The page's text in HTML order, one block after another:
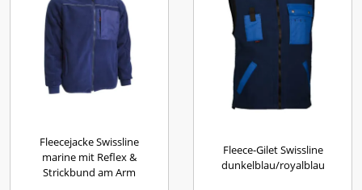
Fleecejacke Swissline
marine mit Reflex &
Strickbund am Arm
Fleece-Gilet Swissline
dunkelblau/royalblau